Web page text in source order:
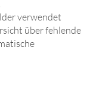
verwendet
über fehlende